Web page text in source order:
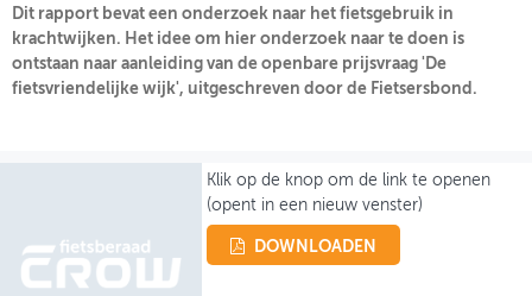
THEMASITES
MIJN PROFIEL
Dit rapport bevat een onderzoek naar het fietsgebruik in
krachtwijken. Het idee om hier onderzoek naar te doen is
ontstaan naar aanleiding van de openbare prijsvraag 'De
fietsvriendelijke wijk', uitgeschreven door de Fietsersbond.
Klik op de knop om de link te openen
(opent in een nieuw venster)
DOWNLOADEN